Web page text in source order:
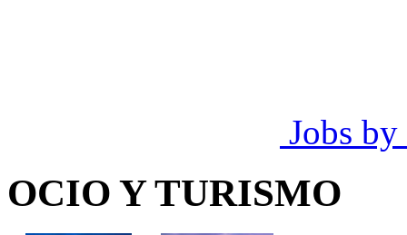
Jobs by
OCIO Y TURISMO